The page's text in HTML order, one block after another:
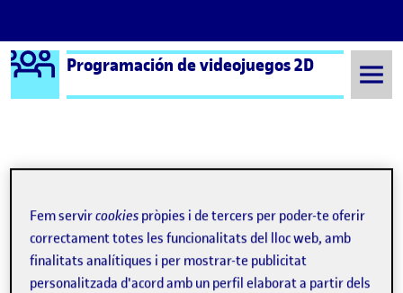
Saltar al contingut
Logo Ágora
Programación de videojuegos 2D
Semestre 20221 - Aula 1 PEC 3 - Un juego de artillería
PEC 3 - Un juego de
artillería
Fem servircookies pròpies i de tercers per poder-te oferir
correctament totes les funcionalitats del lloc web, amb
finalitats analítiques i per mostrar-te publicitat
personalitzada d'acord amb un perfil elaborat a partir dels